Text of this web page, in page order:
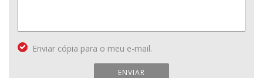
Enviar cópia para o meu e-mail.
ENVIAR